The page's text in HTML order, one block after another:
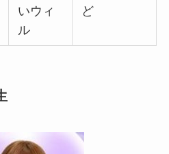
いウィ
ル
ど